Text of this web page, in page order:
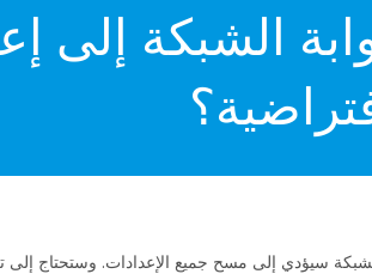
الشبكة إلى
سيؤدي إلى مسح جميع الإعدادات. وستحتاج إلى